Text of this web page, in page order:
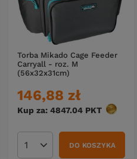
Torba Mikado Cage Feeder
Carryall - roz. M
(56x32x31cm)
146,88 zł
Kup za: 4847.04 PKT
Ilość produktówDO KOSZYKA